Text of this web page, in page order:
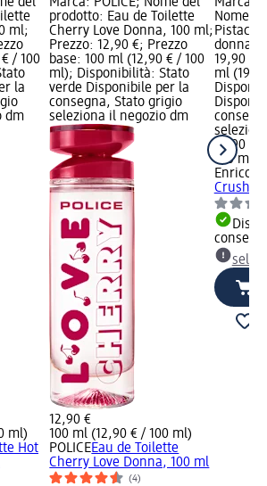
ml;
/ 100
la
dm
ml)
Hot
prodotto: Eau de Toilette
Cherry Love Donna, 100 ml;
Prezzo: 12,90 €; Prezzo
base: 100 ml (12,90 € / 100
ml); Disponibilità: Stato
verde Disponibile per la
consegna, Stato grigio
seleziona il negozio dm
12,90 €
100 ml (12,90 € / 100 ml)
POLICEEau de Toilette
Cherry Love Donna, 100 ml
(4)
Nome
donna,
19,90 €;
ml
19,90 €
100 ml
Enrico
Crush